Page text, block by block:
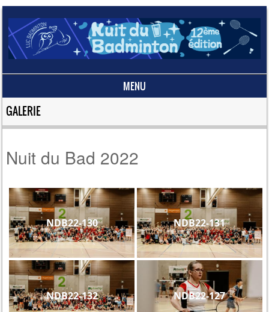
MENU
Skip to content
GALERIE
Nuit du Bad 2022
NDB22-130 NDB22-131
NDB22-132 NDB22-127